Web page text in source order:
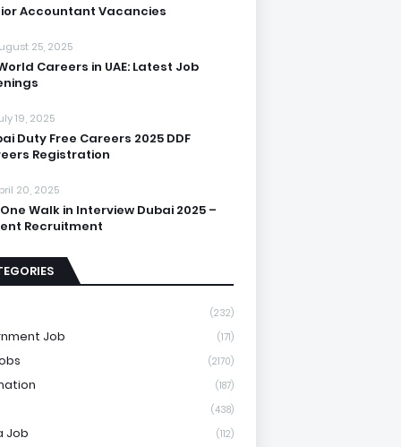
Accountant Vacancies
25, 2025
Careers in UAE: Latest Job
19, 2025
Duty Free Careers 2025 DDF
Registration
20, 2025
Walk in Interview Dubai 2025 –
Recruitment
(232)
Job (171)
(2170)
(187)
(438)
Job (112)